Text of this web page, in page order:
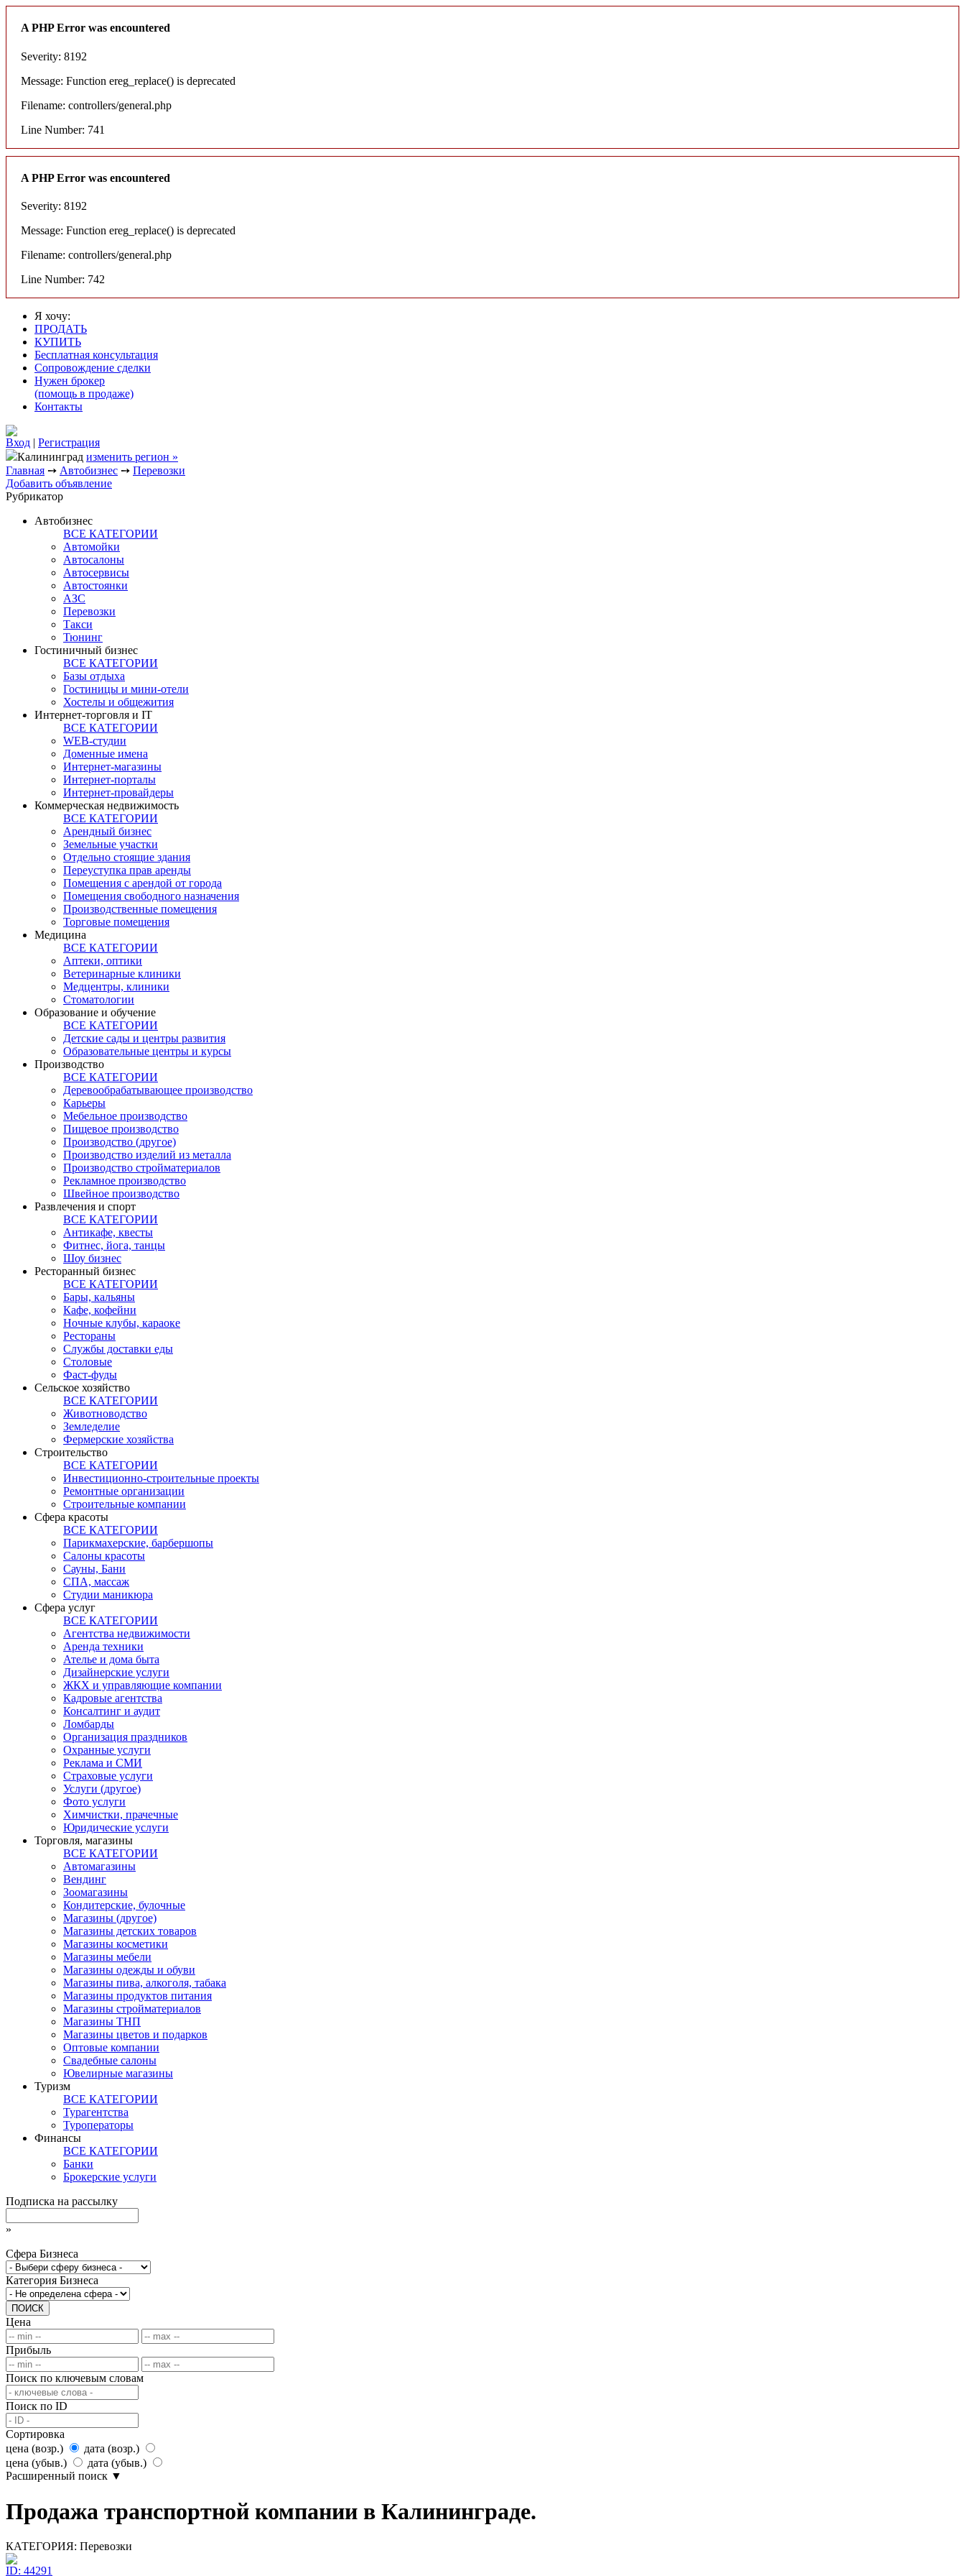
A PHP Error was encountered
Severity: 8192
Message: Function ereg_replace() is deprecated
Filename: controllers/general.php
Line Number: 741
A PHP Error was encountered
Severity: 8192
Message: Function ereg_replace() is deprecated
Filename: controllers/general.php
Line Number: 742
Я хочу:
ПРОДАТЬ
КУПИТЬ
Бесплатная консультация
Сопровождение сделки
Нужен брокер
(помощь в продаже)
Контакты
Вход | Регистрация
Калининград изменить регион »
Главная ➙ Автобизнес ➙ Перевозки
Добавить объявление
Рубрикатор
Автобизнес
ВСЕ КАТЕГОРИИ
Автомойки
Автосалоны
Автосервисы
Автостоянки
АЗС
Перевозки
Такси
Тюнинг
Гостиничный бизнес
ВСЕ КАТЕГОРИИ
Базы отдыха
Гостиницы и мини-отели
Хостелы и общежития
Интернет-торговля и IT
ВСЕ КАТЕГОРИИ
WEB-студии
Доменные имена
Интернет-магазины
Интернет-порталы
Интернет-провайдеры
Коммерческая недвижимость
ВСЕ КАТЕГОРИИ
Арендный бизнес
Земельные участки
Отдельно стоящие здания
Переуступка прав аренды
Помещения с арендой от города
Помещения свободного назначения
Производственные помещения
Торговые помещения
Медицина
ВСЕ КАТЕГОРИИ
Аптеки, оптики
Ветеринарные клиники
Медцентры, клиники
Стоматологии
Образование и обучение
ВСЕ КАТЕГОРИИ
Детские сады и центры развития
Образовательные центры и курсы
Производство
ВСЕ КАТЕГОРИИ
Деревообрабатывающее производство
Карьеры
Мебельное производство
Пищевое производство
Производство (другое)
Производство изделий из металла
Производство стройматериалов
Рекламное производство
Швейное производство
Развлечения и спорт
ВСЕ КАТЕГОРИИ
Антикафе, квесты
Фитнес, йога, танцы
Шоу бизнес
Ресторанный бизнес
ВСЕ КАТЕГОРИИ
Бары, кальяны
Кафе, кофейни
Ночные клубы, караоке
Рестораны
Службы доставки еды
Столовые
Фаст-фуды
Сельское хозяйство
ВСЕ КАТЕГОРИИ
Животноводство
Земледелие
Фермерские хозяйства
Строительство
ВСЕ КАТЕГОРИИ
Инвестиционно-строительные проекты
Ремонтные организации
Строительные компании
Сфера красоты
ВСЕ КАТЕГОРИИ
Парикмахерские, барбершопы
Салоны красоты
Сауны, Бани
СПА, массаж
Студии маникюра
Сфера услуг
ВСЕ КАТЕГОРИИ
Агентства недвижимости
Аренда техники
Ателье и дома быта
Дизайнерские услуги
ЖКХ и управляющие компании
Кадровые агентства
Консалтинг и аудит
Ломбарды
Организация праздников
Охранные услуги
Реклама и СМИ
Страховые услуги
Услуги (другое)
Фото услуги
Химчистки, прачечные
Юридические услуги
Торговля, магазины
ВСЕ КАТЕГОРИИ
Автомагазины
Вендинг
Зоомагазины
Кондитерские, булочные
Магазины (другое)
Магазины детских товаров
Магазины косметики
Магазины мебели
Магазины одежды и обуви
Магазины пива, алкоголя, табака
Магазины продуктов питания
Магазины стройматериалов
Магазины ТНП
Магазины цветов и подарков
Оптовые компании
Свадебные салоны
Ювелирные магазины
Туризм
ВСЕ КАТЕГОРИИ
Турагентства
Туроператоры
Финансы
ВСЕ КАТЕГОРИИ
Банки
Брокерские услуги
Подписка на рассылку
»
Сфера Бизнеса
Категория Бизнеса
ПОИСК
Цена
Прибыль
Поиск по ключевым словам
Поиск по ID
Сортировка
цена (возр.)
дата (возр.)
цена (убыв.)
дата (убыв.)
Расширенный поиск ▼
Продажа транспортной компании в Калининграде.
КАТЕГОРИЯ: Перевозки
ID: 44291